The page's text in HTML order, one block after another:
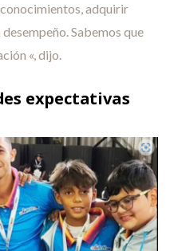
adquirir
Sabemos que
«, dijo.
expectativas